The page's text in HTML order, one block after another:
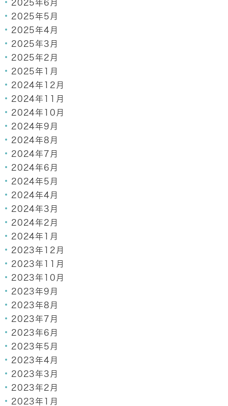
2025年6月
2025年5月
2025年4月
2025年3月
2025年2月
2025年1月
2024年12月
2024年11月
2024年10月
2024年9月
2024年8月
2024年7月
2024年6月
2024年5月
2024年4月
2024年3月
2024年2月
2024年1月
2023年12月
2023年11月
2023年10月
2023年9月
2023年8月
2023年7月
2023年6月
2023年5月
2023年4月
2023年3月
2023年2月
2023年1月